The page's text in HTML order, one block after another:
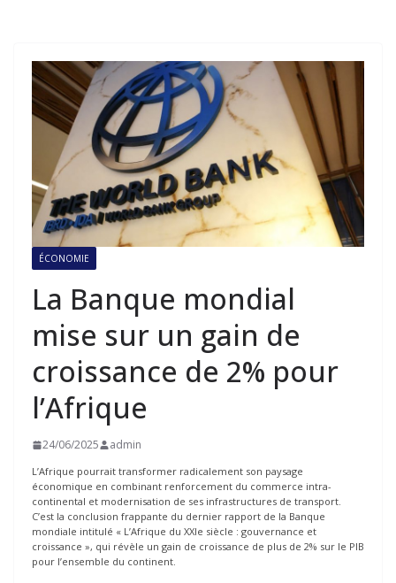
ÉCONOMIE
La Banque mondial
mise sur un gain de
croissance de 2% pour
l’Afrique
24/06/2025 admin
L’Afrique pourrait transformer radicalement son paysage
économique en combinant renforcement du commerce intra-
continental et modernisation de ses infrastructures de transport.
C’est la conclusion frappante du dernier rapport de la Banque
mondiale intitulé « L’Afrique du XXIe siècle : gouvernance et
croissance », qui révèle un gain de croissance de plus de 2% sur le PIB
pour l’ensemble du continent.